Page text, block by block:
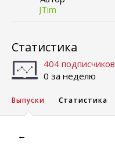
JTim
Статистика
404 подписчиков
0 за неделю
Выпуски Статистика
←